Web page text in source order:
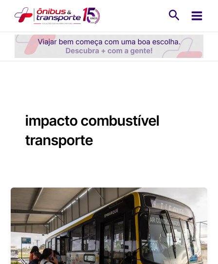
conteúdo
impacto combustível
transporte